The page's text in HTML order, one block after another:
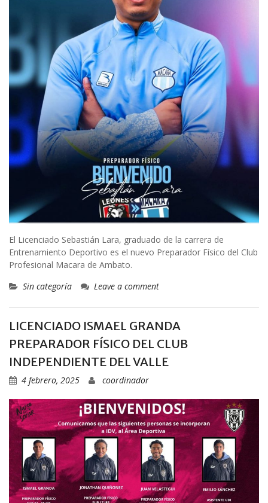
El Licenciado Sebastián Lara, graduado de la carrera de
Entrenamiento Deportivo es el nuevo Preparador Físico del Club
Profesional Macara de Ambato.
Sin categoría
Leave a comment
LICENCIADO ISMAEL GRANDA
PREPARADOR FÍSICO DEL CLUB
INDEPENDIENTE DEL VALLE
4 febrero, 2025 coordinador